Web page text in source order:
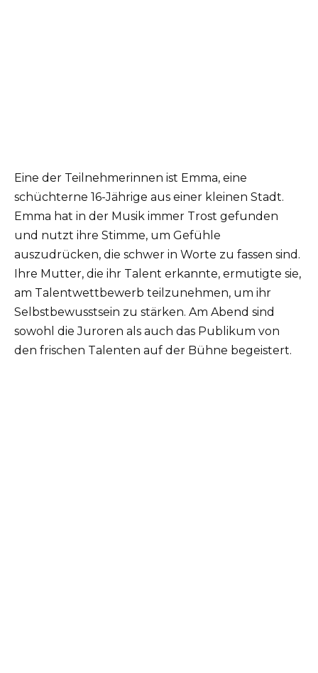
Eine der Teilnehmerinnen ist Emma, eine
schüchterne 16-Jährige aus einer kleinen Stadt.
Emma hat in der Musik immer Trost gefunden
und nutzt ihre Stimme, um Gefühle
auszudrücken, die schwer in Worte zu fassen sind.
Ihre Mutter, die ihr Talent erkannte, ermutigte sie,
am Talentwettbewerb teilzunehmen, um ihr
Selbstbewusstsein zu stärken. Am Abend sind
sowohl die Juroren als auch das Publikum von
den frischen Talenten auf der Bühne begeistert.